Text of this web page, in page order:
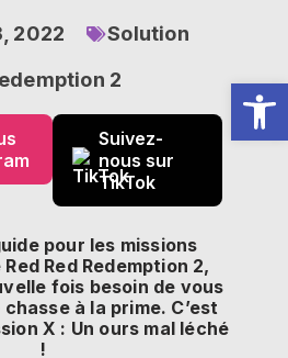
2022
Solution
2
Suivez-
nous sur
TikTok
pour les missions
Red Redemption 2,
fois besoin de vous
à la prime. C’est
X : Un ours mal léché
!